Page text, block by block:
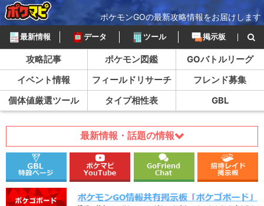
ポケモンGOの最新攻略情報をお届けします
最新情報 データ ツール 掲示板
攻略記事 ポケモン図鑑
GOバトルリーグ
イベント情報
フィールドリサーチ
フレンド募集
個体値厳選ツール
タイプ相性表 GBL
最新情報・話題の情報